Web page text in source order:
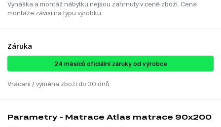
Vynáška a montáž nábytku nejsou zahrnuty v ceně zboží. Cena
montáže závisí na typu výrobku.
Záruka
24 ​​​​měsíců oficiální záruky od výrobce
Vrácení / výměna zboží do 30 dnů
Parametry - Matrace Atlas matrace 90x200